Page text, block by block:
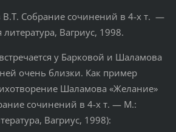
сочинений в 4-х т. —
Вагриус, 1998.
у Барковой и Шаламова
очень близки. Как пример
Шаламова «Желание»
сочинений в 4-х т. — М.:
Вагриус, 1998):